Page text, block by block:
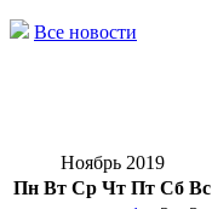
Все новости
Ноябрь 2019
Пн Вт Ср Чт Пт Сб Вс